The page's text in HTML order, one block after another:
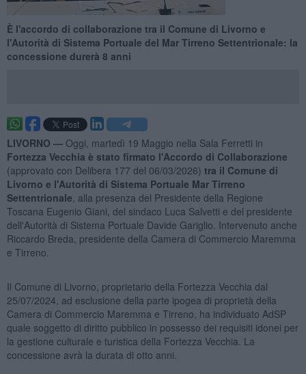
È l'accordo di collaborazione tra il Comune di Livorno e
l'Autorità di Sistema Portuale del Mar Tirreno Settentrionale: la
concessione durerà 8 anni
LIVORNO — Oggi, martedì 19 Maggio nella Sala Ferretti in
Fortezza Vecchia è stato firmato l'Accordo di Collaborazione
(approvato con Delibera 177 del 06/03/2026) tra il Comune di
Livorno e l'Autorità di Sistema Portuale Mar Tirreno
Settentrionale , alla presenza del Presidente della Regione
Toscana Eugenio Giani, del sindaco Luca Salvetti e del presidente
dell'Autorità di Sistema Portuale Davide Gariglio. Intervenuto anche
Riccardo Breda, presidente della Camera di Commercio Maremma
e Tirreno.
Il Comune di Livorno, proprietario della Fortezza Vecchia dal
25/07/2024, ad esclusione della parte ipogea di proprietà della
Camera di Commercio Maremma e Tirreno, ha individuato AdSP
quale soggetto di diritto pubblico in possesso dei requisiti idonei per
la gestione culturale e turistica della Fortezza Vecchia. La
concessione avrà la durata di otto anni.